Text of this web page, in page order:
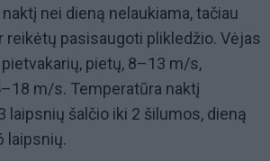
nei dieną nelaukiama, tačiau
reikėtų pasisaugoti plikledžio. Vėjas
pietų, 8–13 m/s,
m/s. Temperatūra naktį
laipsnių šalčio iki 2 šilumos, dieną
laipsnių.